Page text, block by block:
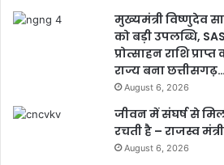
मुख्यमंत्री विष्णुदेव
को बड़ी उपलब्धि,
प्रोत्साहन राशि
राज्य बना
August 6, 2026
जीवन में संघर्ष से
रचती है – राजस्व
August 6, 2026